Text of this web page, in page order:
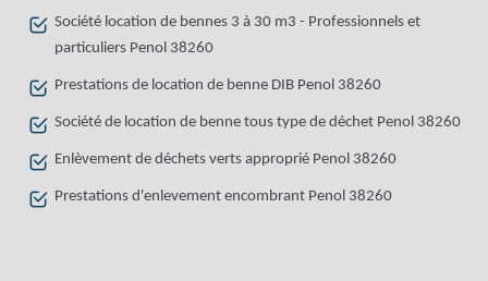
Société location de bennes 3 à 30 m3 - Professionnels et
particuliers Penol 38260
Prestations de location de benne DIB Penol 38260
Société de location de benne tous type de déchet Penol 38260
Enlèvement de déchets verts approprié Penol 38260
Prestations d'enlevement encombrant Penol 38260